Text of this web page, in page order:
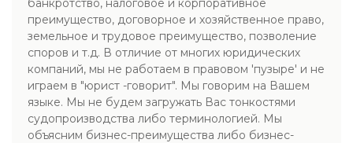
банкротство, налоговое и корпоративное
преимущество, договорное и хозяйственное право,
земельное и трудовое преимущество, позволение
споров и т.д. В отличие от многих юридических
компаний, мы не работаем в правовом 'пузыре' и не
играем в "юрист -говорит". Мы говорим на Вашем
языке. Мы не будем загружать Вас тонкостями
судопроизводства либо терминологией. Мы
объясним бизнес-преимущества либо бизнес-